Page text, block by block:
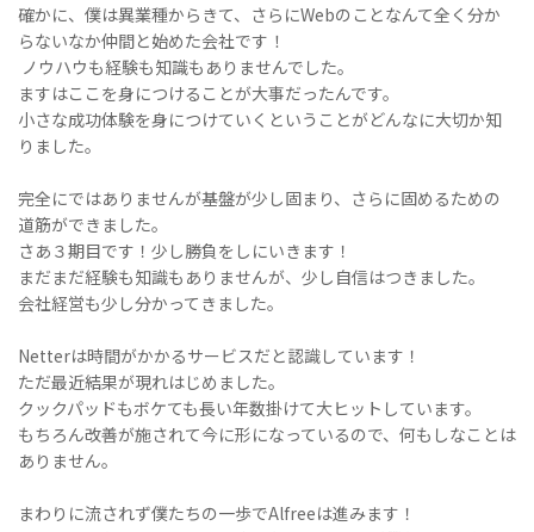
確かに、僕は異業種からきて、さらにWebのことなんて全く分か
らないなか仲間と始めた会社です！
ノウハウも経験も知識もありませんでした。
ますはここを身につけることが大事だったんです。
小さな成功体験を身につけていくということがどんなに大切か知
りました。
完全にではありませんが基盤が少し固まり、さらに固めるための
道筋ができました。
さあ３期目です！少し勝負をしにいきます！
まだまだ経験も知識もありませんが、少し自信はつきました。
会社経営も少し分かってきました。
Netterは時間がかかるサービスだと認識しています！
ただ最近結果が現れはじめました。
クックパッドもボケても長い年数掛けて大ヒットしています。
もちろん改善が施されて今に形になっているので、何もしなことは
ありません。
まわりに流されず僕たちの一歩でAlfreeは進みます！